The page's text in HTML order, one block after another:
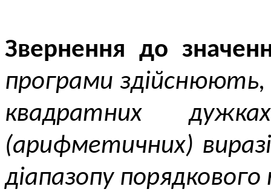
Звернення до
програми здійснюють,
квадратних
(арифметичних)
діапазопу